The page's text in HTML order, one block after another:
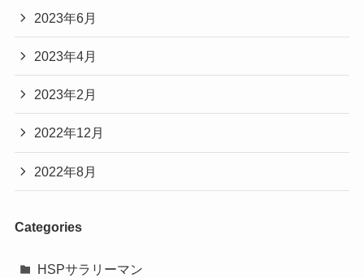
2023年6月
2023年4月
2023年2月
2022年12月
2022年8月
Categories
HSPサラリーマン